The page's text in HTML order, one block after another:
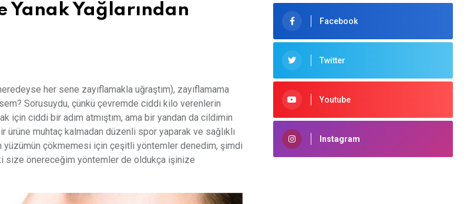
Yanak Yağlarından
her sene zayıflamakla uğraştım), zayıflamama
Sorusuydu, çünkü çevremde ciddi kilo verenlerin
için ciddi bir adım atmıştım, ama bir yandan da cildimin
muhtaç kalmadan düzenli spor yaparak ve sağlıklı
çökmemesi için çeşitli yöntemler denedim, şimdi
size önereceğim yöntemler de oldukça işinize
Facebook
Twitter
Youtube
Instagram